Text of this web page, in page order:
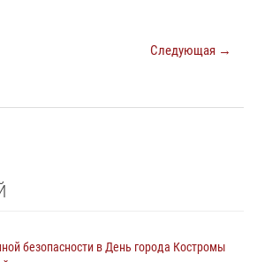
Следующая →
безопасности в День города Костромы